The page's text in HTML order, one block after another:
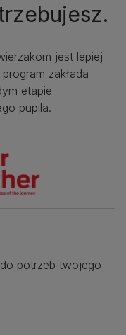
jest lepiej
zakłada
etapie
pupila.
potrzeb twojego